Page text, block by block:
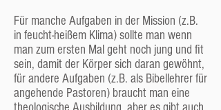
Die Jugendreferentin
Als weiteren hauptamtlichen Mitarbeiter hat
unsere Gemeinde eineJugendreferentin, die
für die Angebote für Jugendliche zuständig ist
und sich um die Jugendlichen in der Gemeinde
kümmert und für sie Ansprechpartner ist.
Auch sie ist Mitglied der Gemeindeleitung.
Für manche Aufgaben in der Mission (z.B.
in feucht-heißem Klima) sollte man wenn
man zum ersten Mal geht noch jung und fit
sein, damit der Körper sich daran gewöhnt,
für andere Aufgaben (z.B. als Bibellehrer für
angehende Pastoren) braucht man eine